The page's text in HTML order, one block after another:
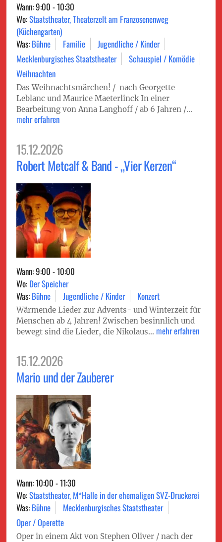
Wann: 9:00 - 10:30
Wo:Staatstheater, Theaterzelt am Franzosenenweg
(Küchengarten)
Was: Bühne Familie
Jugendliche / Kinder
Mecklenburgisches Staatstheater
Schauspiel / Komödie
Weihnachten
Das Weihnachtsmärchen! / nach Georgette
Leblanc und Maurice Maeterlinck In einer
Bearbeitung von Anna Langhoff / ab 6 Jahren /...
mehr erfahren
15.12.2026
Robert Metcalf & Band - „Vier Kerzen“
Wann: 9:00 - 10:00
Wo: Der Speicher
Was: Bühne Jugendliche / Kinder Konzert
Wärmende Lieder zur Advents- und Winterzeit für
Menschen ab 4 Jahren! Zwischen besinnlich und
bewegt sind die Lieder, die Nikolaus... mehr erfahren
15.12.2026
Mario und der Zauberer
Wann: 10:00 - 11:30
Wo:Staatstheater, M*Halle in der ehemaligen SVZ-Druckerei
Was: Bühne
Mecklenburgisches Staatstheater
Oper / Operette
Oper in einem Akt von Stephen Oliver / nach der